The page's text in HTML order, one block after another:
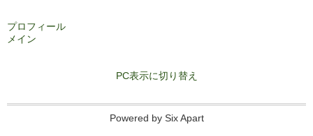
プロフィール
メイン
PC表示に切り替え
Powered by Six Apart